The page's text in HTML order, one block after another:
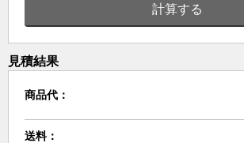
計算する
見積結果
商品代：
送料：